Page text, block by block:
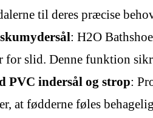
til deres præcise
: H2O
for slid. Denne funktion
PVC indersål og strop:
at fødderne føles